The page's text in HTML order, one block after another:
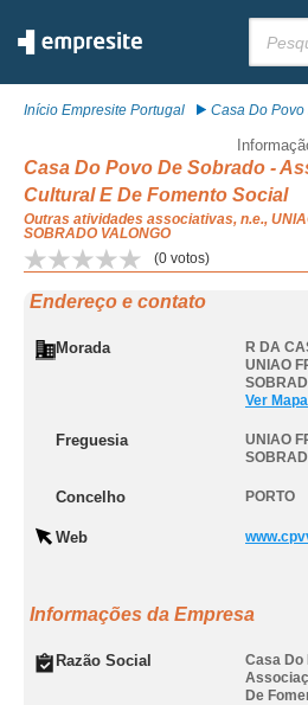
Início Empresite Portugal Casa Do Povo
Casa Do Povo De Sobrado -
Cultural E De Fomento Social
Outras atividades associativas, n.e.,
SOBRADO VALONGO
(0 votos)
Endereço e contato
Morada R DA
UNIAO
Ver Mapa
Freguesia
UNIAO
Concelho PORTO
Web
Informações da Empresa
Razão Social
Casa Do
De